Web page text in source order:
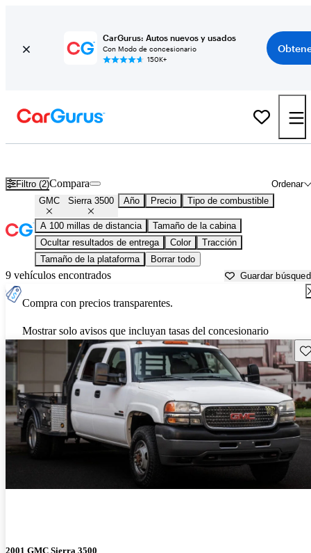
CarGurus: Autos nuevos y usados
Con Modo de concesionario
150K+
Filtro (2) Ordenar
Compara
GMC Sierra 3500 Año Precio Tipo de combustible
A 100 millas de distancia
Tamaño de la cabina
Ocultar resultados de entrega
Color
Tracción
Tamaño de la plataforma
Borrar todo
9 vehículos encontrados Guardar
Compra con precios transparentes.
Mostrar solo avisos que incluyan tasas del concesionario
2001 GMC Sierra 3500